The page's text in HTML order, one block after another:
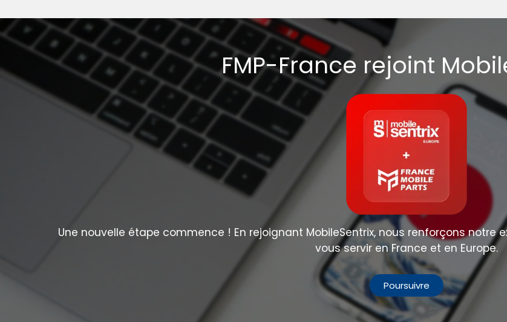
FMP-France rejoint
Une nouvelle étape commence ! En rejoignant MobileSentrix, nous renforçons notre
vous servir en France et en Europe.
Poursuivre